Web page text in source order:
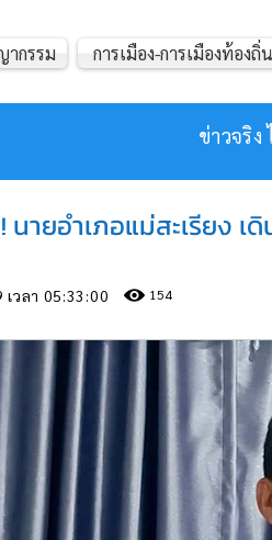
ข่าวจริ
ากรรม การเมือง-การเมืองท้องถิ่น
นายอำเภอแม่สะเรียง
วลา 05:33:00 154